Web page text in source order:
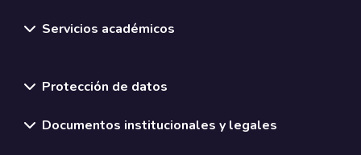
Servicios académicos
Protección de datos
Documentos institucionales y legales